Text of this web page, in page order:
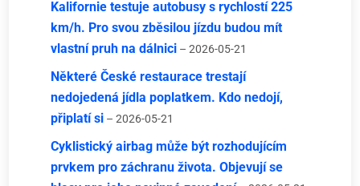
Kalifornie testuje autobusy s rychlostí 225
km/h. Pro svou zběsilou jízdu budou mít
vlastní pruh na dálnici – 2026-05-21
Některé České restaurace trestají
nedojedená jídla poplatkem. Kdo nedojí,
připlatí si – 2026-05-21
Cyklistický airbag může být rozhodujícím
prvkem pro záchranu života. Objevují se